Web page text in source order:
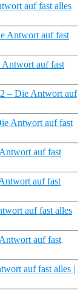
auf fast alles
Antwort auf fast
Antwort auf fast
– Die Antwort auf
Antwort auf fast
auf fast
auf fast
auf fast alles
auf fast
auf fast alles |